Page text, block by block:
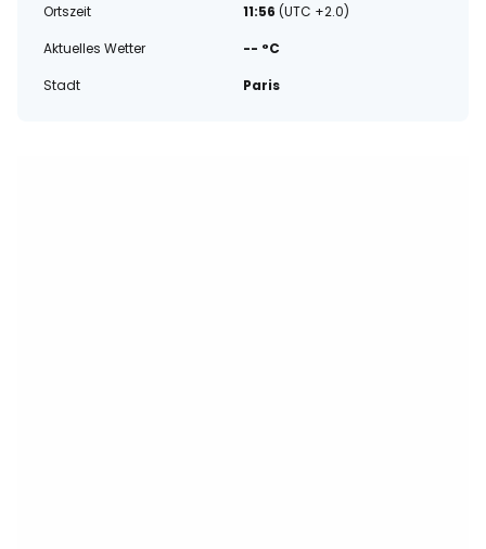
Ortszeit
11:56 (UTC +2.0)
Aktuelles Wetter
-- °C
Stadt
Paris